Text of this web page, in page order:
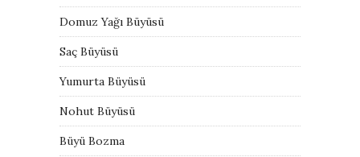
Domuz Yağı Büyüsü
Saç Büyüsü
Yumurta Büyüsü
Nohut Büyüsü
Büyü Bozma